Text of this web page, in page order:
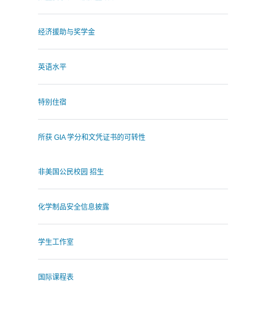
经济援助与奖学金
英语水平
特别住宿
所获 GIA 学分和文凭证书的可转性
非美国公民校园 招生
化学制品安全信息披露
学生工作室
国际课程表